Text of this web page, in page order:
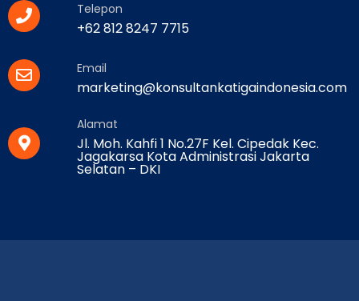
Telepon
+62 812 8247 7715
Email
marketing@konsultankatigaindonesia.com
Alamat
Jl. Moh. Kahfi 1 No.27F Kel. Cipedak Kec.
Jagakarsa Kota Administrasi Jakarta
Selatan – DKI